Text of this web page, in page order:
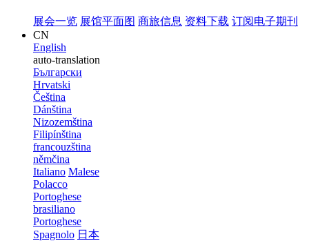
展会一览 展馆平面图 商旅信息 资料下载 订阅电子期刊
CN
English
auto-translation
Български
Hrvatski
Čeština
Dánština
Nizozemština
Filipínština
francouzština
němčina
Italiano Malese
Polacco
Portoghese
brasiliano
Portoghese
Spagnolo 日本